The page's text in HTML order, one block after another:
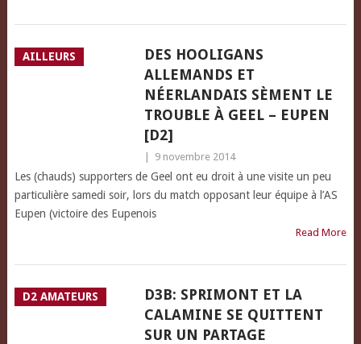
AILLEURS
DES HOOLIGANS
ALLEMANDS ET
NÉERLANDAIS SÈMENT LE
TROUBLE À GEEL – EUPEN
[D2]
9 novembre 2014
Les (chauds) supporters de Geel ont eu droit à une visite un peu
particulière samedi soir, lors du match opposant leur équipe à l’AS
Eupen (victoire des Eupenois
Read More
D2 AMATEURS
D3B: SPRIMONT ET LA
CALAMINE SE QUITTENT
SUR UN PARTAGE